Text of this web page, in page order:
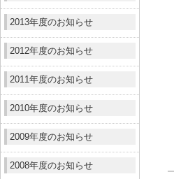
2013年度のお知らせ
2012年度のお知らせ
2011年度のお知らせ
2010年度のお知らせ
2009年度のお知らせ
2008年度のお知らせ